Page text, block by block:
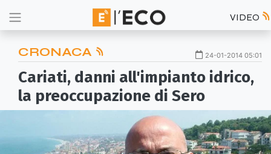
VIDEO
CRONACA 24-01-2014 05:01
Cariati, danni all'impianto idrico,
la preoccupazione di Sero